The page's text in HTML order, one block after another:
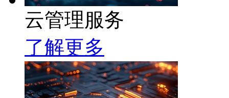
云管理服务
了解更多